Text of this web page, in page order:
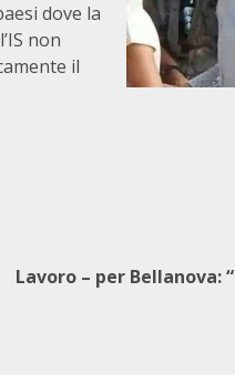
dove la
non
il
Lavoro – per Bellanova: